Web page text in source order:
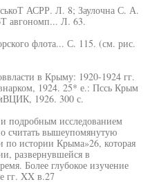
АСРР. Л. 8; Заулочна С. А.
авгономп... Л. 63.
флота... С. 115. (см. рис.
в Крыму: 1920-1924 гг.
1924. 25* е.: Пссь Крым
1926. 300 с.
подробным исследованием
считать вышеупомянутую
истории Крыма»26, которая
развернувшейся в
Более глубокое изучение
гг. XX в.27